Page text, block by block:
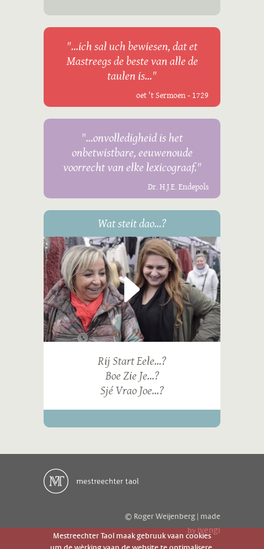
"...ich sal uch bewiesen, dat et
Mastreegs de beste van alle de
taulen is..."
oet 't Sermoen - 1729
"...onvolledigheid is het
onbetwistbare, eeuwenoude
voorrecht van elke lexicograaf."
Dr. H.J.E. Endepols
Wat steit dao...?
Rij Start Eele...?
Boe Zie Je...?
Sjé Vrao Joe...?
© Roger Weijenberg | made
byivengi
Mestreechter Taol maak gebruuk vaan cookies